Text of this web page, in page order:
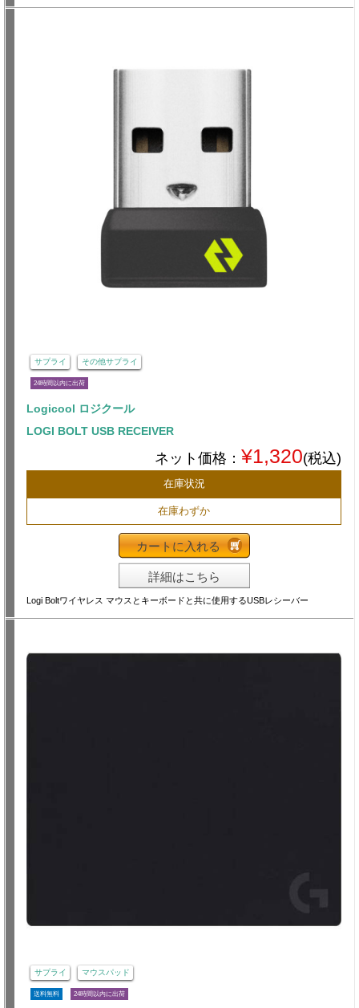
サプライ その他サプライ
24時間以内に出荷
Logicool ロジクール
LOGI BOLT USB RECEIVER
ネット価格： ¥1,320(税込)
在庫状況
在庫わずか
カートに入れる
詳細はこちら
Logi Boltワイヤレス マウスとキーボードと共に使用するUSBレシーバー
サプライ マウスパッド
送料無料 24時間以内に出荷